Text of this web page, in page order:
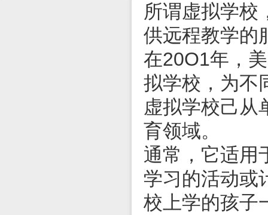
所谓虚拟学校
供远程教学的
在20O1年，
拟学校，为不
虚拟学校己从
育领域。
通常，它适用
学习的活动或
校上学的孩子